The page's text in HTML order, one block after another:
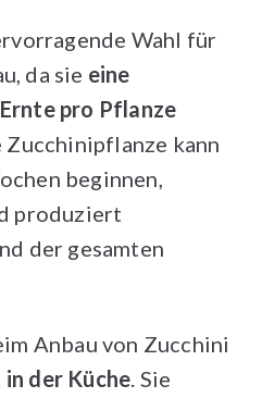
Wahl für
da sie eine
pro Pflanze
Zucchinipflanze kann
beginnen,
produziert
der gesamten
Anbau von Zucchini
der Küche . Sie